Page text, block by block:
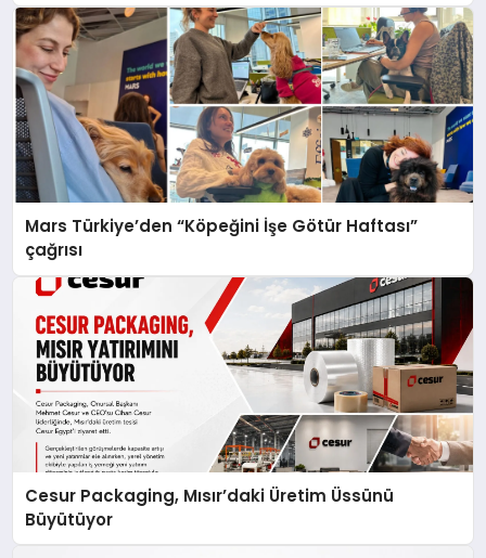
Mars Türkiye’den “Köpeğini İşe Götür Haftası”
çağrısı
Cesur Packaging, Mısır’daki Üretim Üssünü
Büyütüyor